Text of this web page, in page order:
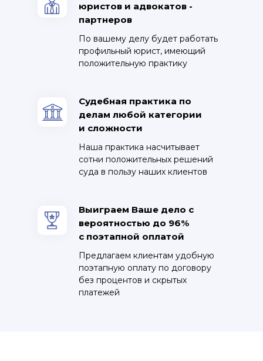
юристов и адвокатов -
партнеров
Судебная практика по
делам любой категории
и сложности
Выиграем Ваше дело с
вероятностью до 96%
с поэтапной оплатой
По вашему делу будет работать
профильный юрист, имеющий
положительную практику
Наша практика насчитывает
сотни положительных решений
суда в пользу наших клиентов
Предлагаем клиентам удобную
поэтапную оплату по договору
без процентов и скрытых
платежей